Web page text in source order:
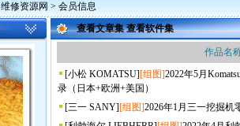
维修资源网 > 会员信息
查看文章集 查看软件集
作品名
[小松 KOMATSU][组图]2022年5月
录（日本+欧洲+美国）
[三一 SANY][组图]2026年1月三一挖掘机